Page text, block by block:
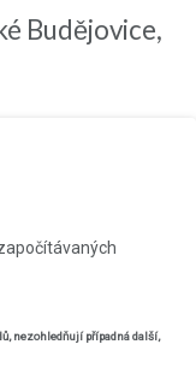
Budějovice,
nezohledňují případná další,